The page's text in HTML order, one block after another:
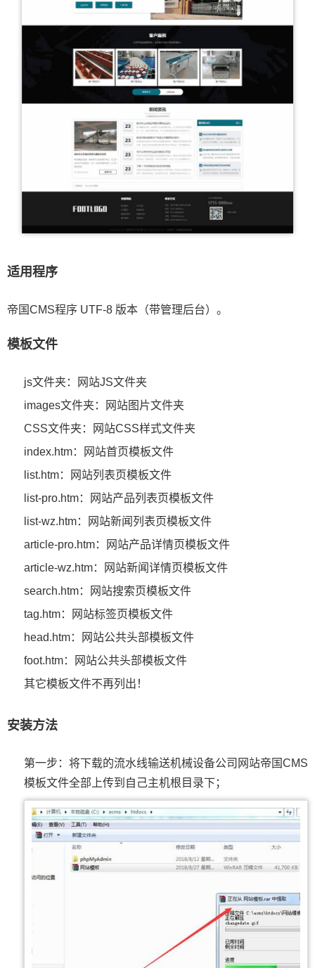
适用程序
帝国CMS程序 UTF-8 版本（带管理后台）。
模板文件
js文件夹：网站JS文件夹
images文件夹：网站图片文件夹
CSS文件夹：网站CSS样式文件夹
index.htm：网站首页模板文件
list.htm：网站列表页模板文件
list-pro.htm：网站产品列表页模板文件
list-wz.htm：网站新闻列表页模板文件
article-pro.htm：网站产品详情页模板文件
article-wz.htm：网站新闻详情页模板文件
search.htm：网站搜索页模板文件
tag.htm：网站标签页模板文件
head.htm：网站公共头部模板文件
foot.htm：网站公共头部模板文件
其它模板文件不再列出！
安装方法
第一步：将下载的流水线输送机械设备公司网站帝国CMS
模板文件全部上传到自己主机根目录下；